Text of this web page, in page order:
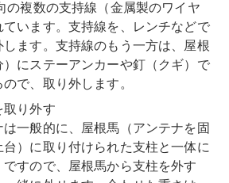
、ベランダの手すりなどに六角ナ
いるので、六角レンチを使って取
断する
、ナットを外しただけで外れる場
さらに同軸ケーブル（5mm前後
がれていることもあります。レン
う。
を外す